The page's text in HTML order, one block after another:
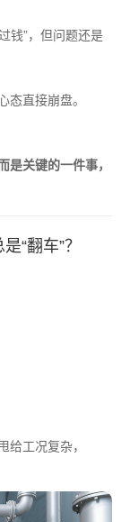
钱”，但问题还是
直接崩盘。
是关键的一件事，
“翻车”？
给工况复杂，